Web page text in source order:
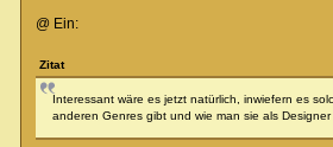
@ Ein:
Zitat
Interessant wäre es jetzt natürlich, inwiefern es
anderen Genres gibt und wie man sie als